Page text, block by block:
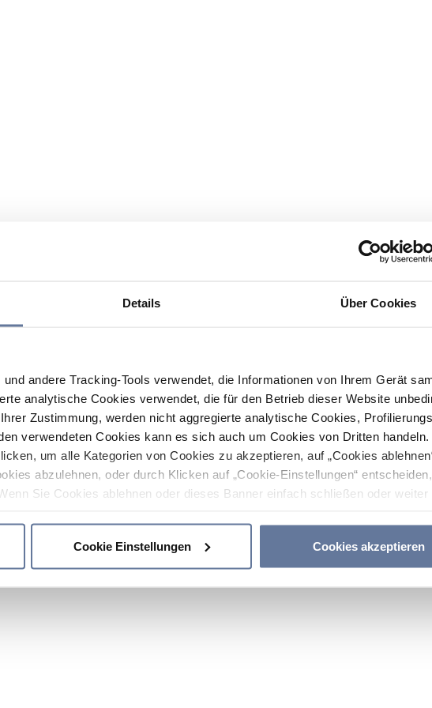
Details Über Cookies
andere Tracking-Tools verwendet, die Informationen von Ihrem Gerät
analytische Cookies verwendet, die für den Betrieb dieser Website
Zustimmung, werden nicht aggregierte analytische Cookies,
verwendeten Cookies kann es sich auch um Cookies von Dritten handeln.
um alle Kategorien von Cookies zu akzeptieren, auf „Cookies
abzulehnen, oder durch Klicken auf „Cookie-Einstellungen“
Sie Cookies ablehnen oder dieses Banner einfach schließen oder weiter
Cookie Einstellungen Cookies akzeptieren